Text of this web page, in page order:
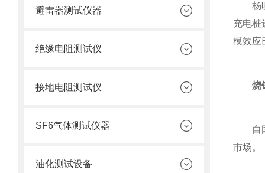
避雷器测试仪器
绝缘电阻测试仪
接地电阻测试仪
SF6气体测试仪器
油化测试设备
杨晓
充电桩
模效应
烧
自国
市场。